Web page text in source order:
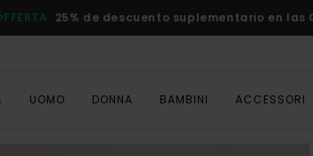
25% de descuento suplementario en las
UOMO DONNA BAMBINI ACCESSORI